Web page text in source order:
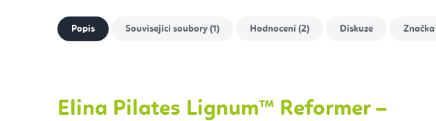
Popis Související soubory (1) Hodnocení (2) Diskuze Značka
Elina Pilates Lignum™ Reformer –